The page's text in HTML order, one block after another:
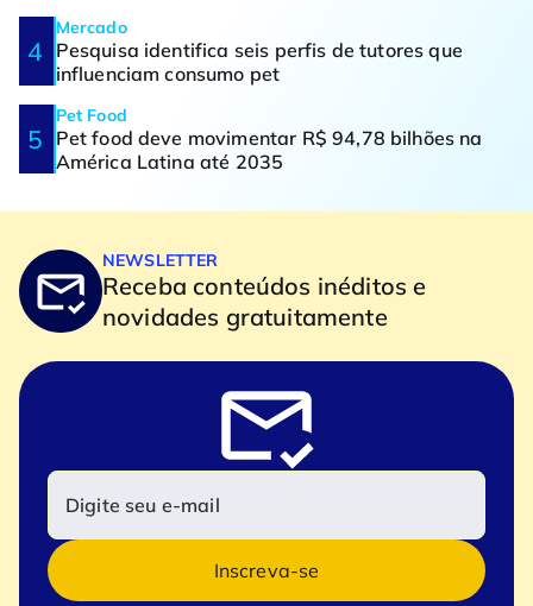
Mercado
Pesquisa identifica seis perfis de tutores que
influenciam consumo pet
Pet Food
Pet food deve movimentar R$ 94,78 bilhões na
América Latina até 2035
NEWSLETTER
Receba conteúdos inéditos e
novidades gratuitamente
Inscreva-se